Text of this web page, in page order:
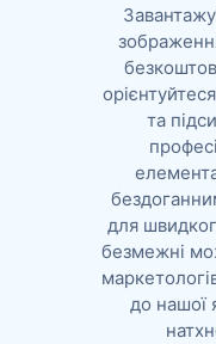
та
для
безмежні
до нашої